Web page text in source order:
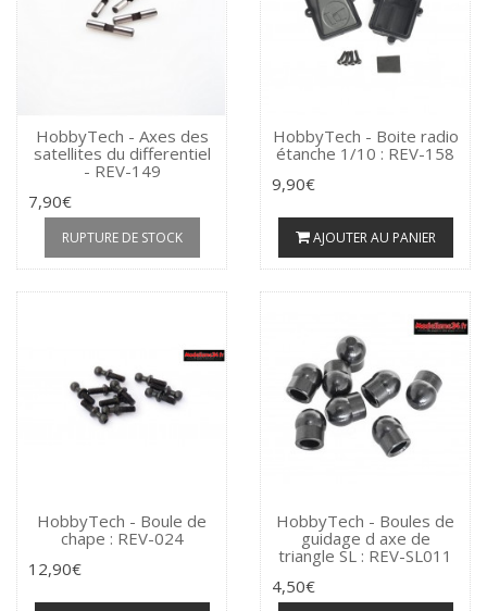
HobbyTech - Axes des
satellites du differentiel
- REV-149
7,90€
RUPTURE DE STOCK
HobbyTech - Boite radio
étanche 1/10 : REV-158
9,90€
AJOUTER AU PANIER
HobbyTech - Boule de
chape : REV-024
12,90€
HobbyTech - Boules de
guidage d axe de
triangle SL : REV-SL011
4,50€